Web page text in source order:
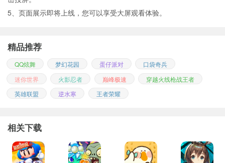
5、页面展示即将上线，您可以享受大屏观看体验。
精品推荐
QQ炫舞 梦幻花园 蛋仔派对
口袋奇兵
迷你世界
火影忍者 巅峰极速
穿越火线枪战王者
英雄联盟
逆水寒 王者荣耀
相关下载